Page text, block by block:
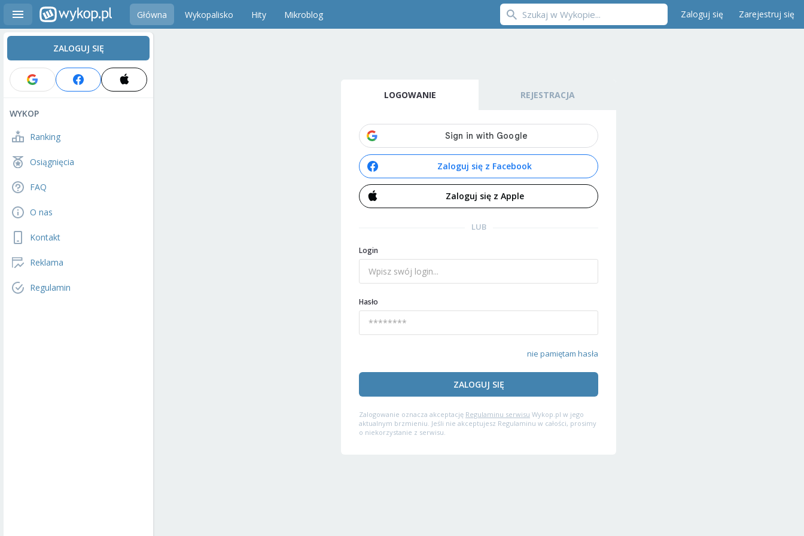
Główna Wykopalisko Hity Mikroblog Zaloguj się Zarejestruj się
ZALOGUJ SIĘ
WYKOP
Ranking
Osiągnięcia
FAQ
O nas
Kontakt
Reklama
Regulamin
LOGOWANIE REJESTRACJA
Zaloguj się z Facebook
Zaloguj się z Apple
LUB
Login
Hasło
nie pamiętam hasła
ZALOGUJ SIĘ
Zalogowanie oznacza akceptację Regulaminu serwisu Wykop.pl w jego
aktualnym brzmieniu. Jeśli nie akceptujesz Regulaminu w całości, prosimy
o niekorzystanie z serwisu.